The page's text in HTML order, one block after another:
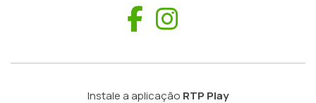
Facebook
Instale a aplicação RTP Play